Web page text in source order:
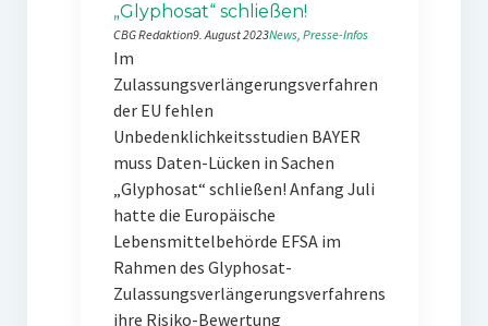
„Glyphosat“ schließen!
CBG Redaktion9. August 2023News, Presse-Infos
Im
Zulassungsverlängerungsverfahren
der EU fehlen
Unbedenklichkeitsstudien BAYER
muss Daten-Lücken in Sachen
„Glyphosat“ schließen! Anfang Juli
hatte die Europäische
Lebensmittelbehörde EFSA im
Rahmen des Glyphosat-
Zulassungsverlängerungsverfahrens
ihre Risiko-Bewertung